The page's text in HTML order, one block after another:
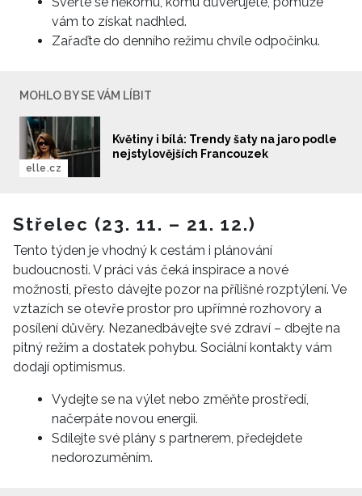
vám to získat nadhled.
Zařaďte do denního režimu chvíle odpočinku.
MOHLO BY SE VÁM LÍBIT
Květiny i bílá: Trendy šaty na jaro podle
nejstylovějších Francouzek
elle.cz
Střelec (23. 11. – 21. 12.)
Tento týden je vhodný k cestám i plánování
budoucnosti. V práci vás čeká inspirace a nové
možnosti, přesto dávejte pozor na přílišné rozptýlení. Ve
vztazích se otevře prostor pro upřímné rozhovory a
posílení důvěry. Nezanedbávejte své zdraví – dbejte na
pitný režim a dostatek pohybu. Sociální kontakty vám
dodají optimismus.
Vydejte se na výlet nebo změňte prostředí,
načerpáte novou energii.
Sdílejte své plány s partnerem, předejdete
nedorozuměním.